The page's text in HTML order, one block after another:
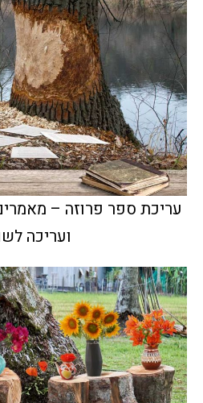
עריכת ספר פרוזה –
ועריכה